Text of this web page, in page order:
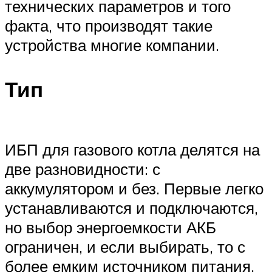
технических параметров и того
факта, что производят такие
устройства многие компании.
Тип
ИБП для газового котла делятся на
две разновидности: с
аккумулятором и без. Первые легко
устанавливаются и подключаются,
но выбор энергоемкости АКБ
ограничен, и если выбирать, то с
более емким источником питания.